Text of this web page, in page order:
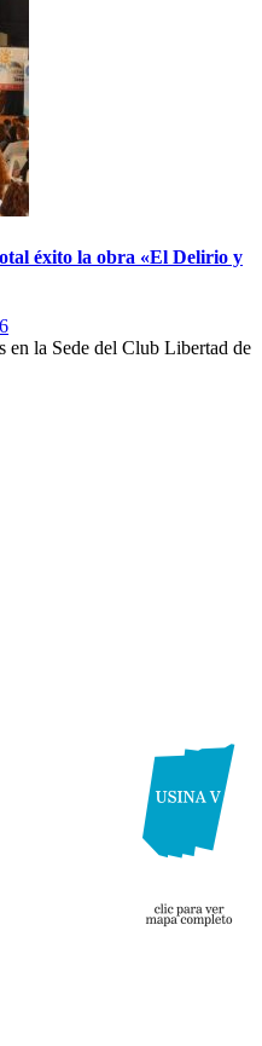
éxito la obra «El Delirio y
en la Sede del Club Libertad de